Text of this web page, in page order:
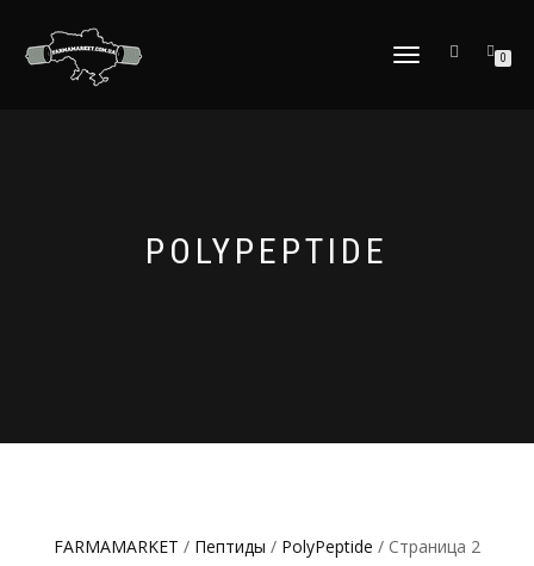
ПЕРЕКЛЮЧИТЬ
0
POLYPEPTIDE
FARMAMARKET / Пептиды / PolyPeptide / Страница 2